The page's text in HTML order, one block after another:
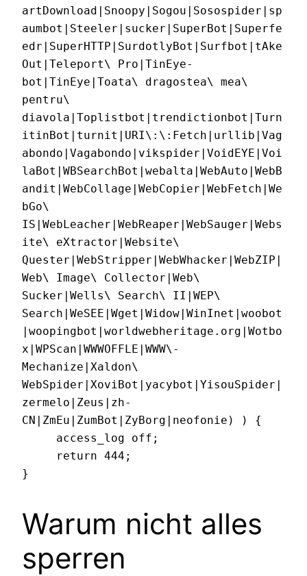
artDownload|Snoopy|Sogou|Sosospider|sp
aumbot|Steeler|sucker|SuperBot|Superfe
edr|SuperHTTP|SurdotlyBot|Surfbot|tAke
Out|Teleport\ Pro|TinEye-
bot|TinEye|Toata\ dragostea\ mea\
pentru\
diavola|Toplistbot|trendictionbot|Turn
itinBot|turnit|URI\:\:Fetch|urllib|Vag
abondo|Vagabondo|vikspider|VoidEYE|Voi
laBot|WBSearchBot|webalta|WebAuto|WebB
andit|WebCollage|WebCopier|WebFetch|We
bGo\
IS|WebLeacher|WebReaper|WebSauger|Webs
ite\ eXtractor|Website\
Quester|WebStripper|WebWhacker|WebZIP|
Web\ Image\ Collector|Web\
Sucker|Wells\ Search\ II|WEP\
Search|WeSEE|Wget|Widow|WinInet|woobot
|woopingbot|worldwebheritage.org|Wotbo
x|WPScan|WWWOFFLE|WWW\-
Mechanize|Xaldon\
WebSpider|XoviBot|yacybot|YisouSpider|
zermelo|Zeus|zh-
CN|ZmEu|ZumBot|ZyBorg|neofonie) ) {
Warum nicht alles
sperren